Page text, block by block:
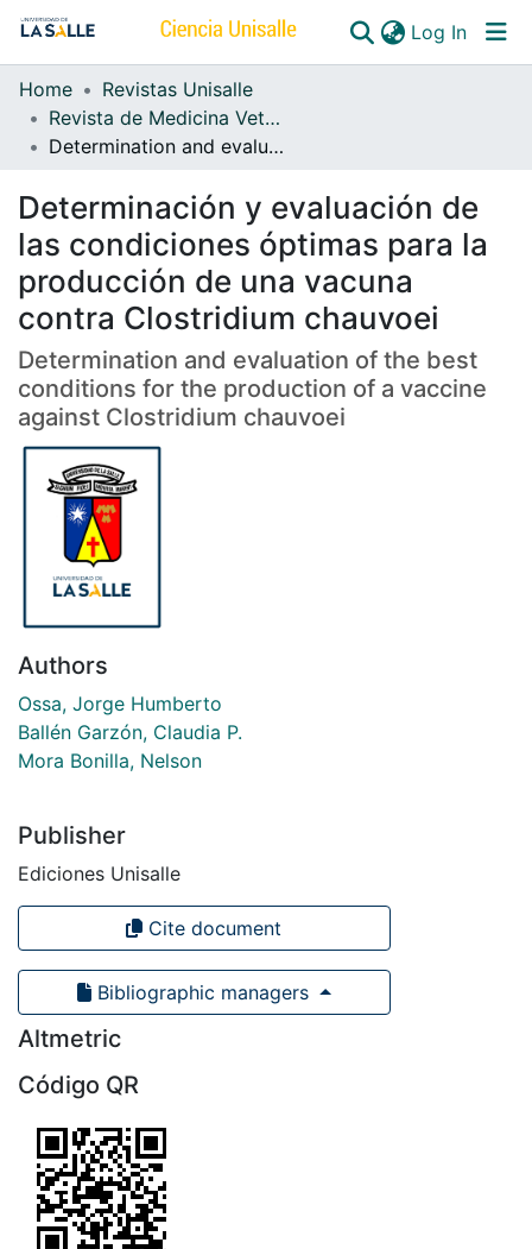
Log In
Communities & Collections
All of DSpace
Home
Revistas Unisalle
Revista de Medicina Veterinaria
Determination and evaluation of the best conditions for the production of a vaccine against Clostridium chauvoei
Determinación y evaluación de
las condiciones óptimas para la
producción de una vacuna
contra Clostridium chauvoei
Determination and evaluation of the best
conditions for the production of a vaccine
against Clostridium chauvoei
Authors
Ossa, Jorge Humberto
Ballén Garzón, Claudia P.
Mora Bonilla, Nelson
Publisher
Ediciones Unisalle
Cite document
Bibliographic managers
Altmetric
Código QR